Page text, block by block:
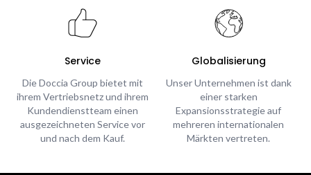
Service
Die Doccia Group bietet mit
ihrem Vertriebsnetz und ihrem
Kundendienstteam einen
ausgezeichneten Service vor
und nach dem Kauf.
Globalisierung
Unser Unternehmen ist dank
einer starken
Expansionsstrategie auf
mehreren internationalen
Märkten vertreten.